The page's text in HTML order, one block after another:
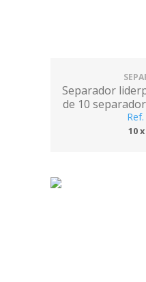
Separador
de 10
10 x